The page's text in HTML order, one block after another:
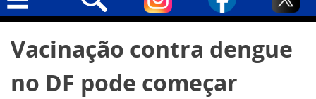
Geral
Cidades
por:
Vacinação contra dengue
no DF pode começar